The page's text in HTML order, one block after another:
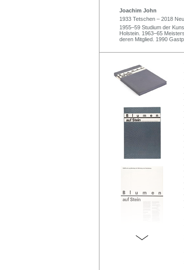
Joachim John
1933 Tetschen – 2018
1955–59 Studium der
Holstein. 1963–65
deren Mitglied. 1990